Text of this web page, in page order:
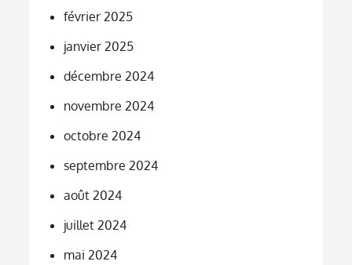
février 2025
janvier 2025
décembre 2024
novembre 2024
octobre 2024
septembre 2024
août 2024
juillet 2024
mai 2024